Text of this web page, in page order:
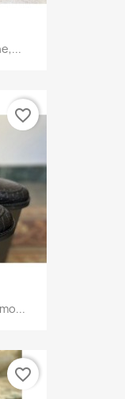
favorite_border
favorite_border